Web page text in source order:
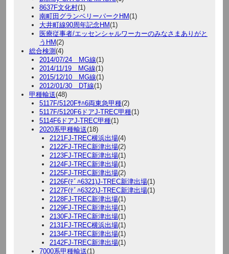
8637F文化村(1)
南町田グランベリーパークHM(1)
大井町線90周年記念HM(1)
医療従事者/エッセンシャルワーカーのみなさまありがと
うHM(2)
総合検測(4)
2014/07/24 MG線(1)
2014/11/19 MG線(1)
2015/12/10 MG線(1)
2012/01/30 DT線(1)
甲種輸送(48)
5117F/5120Fｻﾊ6両東急甲種(2)
5117F/5120F6ドアJ-TREC甲種(1)
5114F6ドアJ-TREC甲種(1)
2020系甲種輸送(18)
2121FJ-TREC横浜出場(4)
2122FJ-TREC新津出場(2)
2123FJ-TREC新津出場(1)
2124FJ-TREC新津出場(1)
2125FJ-TREC新津出場(2)
2126F(ﾃﾞﾊ6321)J-TREC新津出場(1)
2127F(ﾃﾞﾊ6322)J-TREC新津出場(1)
2128FJ-TREC新津出場(1)
2129FJ-TREC新津出場(1)
2130FJ-TREC新津出場(1)
2131FJ-TREC横浜出場(1)
2134FJ-TREC新津出場(1)
2142FJ-TREC新津出場(1)
7000系甲種輸送(1)